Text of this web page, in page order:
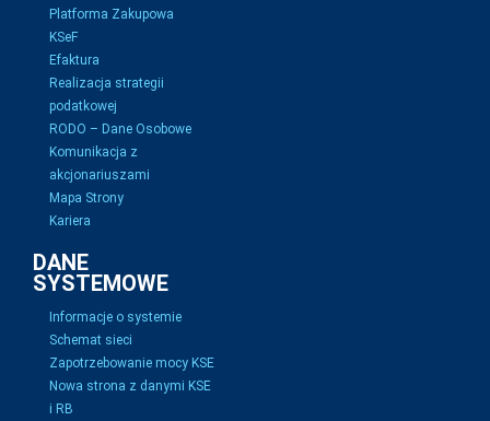
Platforma Zakupowa
KSeF
Efaktura
Realizacja strategii
podatkowej
RODO – Dane Osobowe
Komunikacja z
akcjonariuszami
Mapa Strony
Kariera
DANE
SYSTEMOWE
Informacje o systemie
Schemat sieci
Zapotrzebowanie mocy KSE
Nowa strona z danymi KSE
i RB